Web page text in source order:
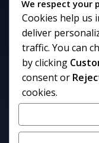
Categorias
Links uteis
We respect your
Cookies help us
deliver
traffic. You can
by clicking
consent or
cookies.